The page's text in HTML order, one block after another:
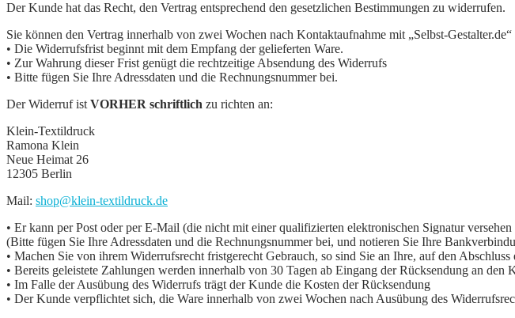
Der Kunde hat das Recht, den Vertrag entsprechend den gesetzlichen Bestimmungen zu widerrufen.
Sie können den Vertrag innerhalb von zwei Wochen nach Kontaktaufnahme mit „Selbst-
• Die Widerrufsfrist beginnt mit dem Empfang der gelieferten Ware.
• Zur Wahrung dieser Frist genügt die rechtzeitige Absendung des Widerrufs
• Bitte fügen Sie Ihre Adressdaten und die Rechnungsnummer bei.
Der Widerruf ist VORHER schriftlich zu richten an:
Klein-Textildruck
Ramona Klein
Neue Heimat 26
12305 Berlin
Mail: shop@klein-textildruck.de
• Er kann per Post oder per E-Mail (die nicht mit einer qualifizierten elektronischen Signatur
(Bitte fügen Sie Ihre Adressdaten und die Rechnungsnummer bei, und notieren Sie Ihre
• Machen Sie von ihrem Widerrufsrecht fristgerecht Gebrauch, so sind Sie an Ihre, auf den
• Bereits geleistete Zahlungen werden innerhalb von 30 Tagen ab Eingang der Rücksendung an den
• Im Falle der Ausübung des Widerrufs trägt der Kunde die Kosten der Rücksendung
• Der Kunde verpflichtet sich, die Ware innerhalb von zwei Wochen nach Ausübung des